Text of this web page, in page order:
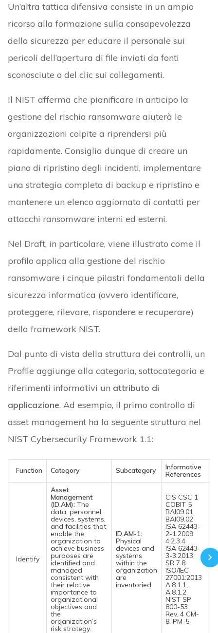
Un’altra tattica difensiva consiste in un ampio
ricorso alla formazione sulla consapevolezza
della sicurezza per educare il personale sui
pericoli dell’apertura di file inviati da fonti
sconosciute o del clic sui collegamenti.
Il NIST afferma che pianificare in anticipo la
gestione del rischio ransomware aiuterà le
organizzazioni colpite a riprendersi più
rapidamente. Consiglia dunque di creare un
piano di ripristino degli incidenti, implementare
una strategia completa di backup e ripristino e
mantenere un elenco aggiornato di contatti per
attacchi ransomware interni ed esterni.
Nel Draft, in particolare, viene illustrato come il
profilo applica alla gestione del rischio
ransomware i cinque pilastri fondamentali della
sicurezza informatica (ovvero identificare,
proteggere, rilevare, rispondere e recuperare)
della framework NIST.
Dal punto di vista della struttura dei controlli, un
Profile aggiunge alla categoria, sottocategoria e
riferimenti informativi un attributo di
applicazione. Ad esempio, il primo controllo di
asset management ha la seguente struttura nel
NIST Cybersecurity Framework 1.1:
Function Category Subcategory
Informative
References
Identify
Asset
Management
(ID.AM):The
data, personnel,
devices, systems,
and facilities that
enable the
organization to
achieve business
purposes are
identified and
managed
consistent with
their relative
importance to
organizational
objectives and
the
organization’s
risk strategy.
ID.AM-1:
Physical
devices and
systems
within the
organization
are
inventoried
CIS CSC 1
COBIT 5
BAI09.01,
BAI09.02
ISA 62443-
2-1:2009
4.2.3.4
ISA 62443-
3-3:2013
SR 7.8
ISO/IEC
27001:2013
A.8.1.1,
A.8.1.2
NIST SP
800-53
Rev. 4 CM-
8, PM-5